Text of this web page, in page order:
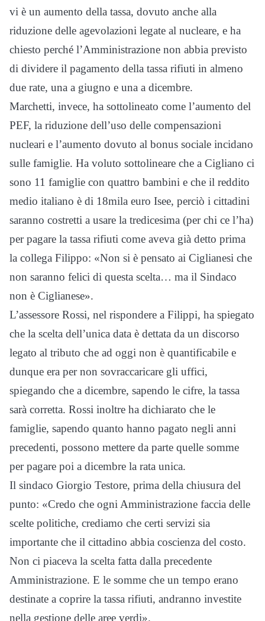
vi è un aumento della tassa, dovuto anche alla
riduzione delle agevolazioni legate al nucleare, e ha
chiesto perché l’Amministrazione non abbia previsto
di dividere il pagamento della tassa rifiuti in almeno
due rate, una a giugno e una a dicembre.
Marchetti, invece, ha sottolineato come l’aumento del
PEF, la riduzione dell’uso delle compensazioni
nucleari e l’aumento dovuto al bonus sociale incidano
sulle famiglie. Ha voluto sottolineare che a Cigliano ci
sono 11 famiglie con quattro bambini e che il reddito
medio italiano è di 18mila euro Isee, perciò i cittadini
saranno costretti a usare la tredicesima (per chi ce l’ha)
per pagare la tassa rifiuti come aveva già detto prima
la collega Filippo: «Non si è pensato ai Ciglianesi che
non saranno felici di questa scelta… ma il Sindaco
non è Ciglianese».
L’assessore Rossi, nel rispondere a Filippi, ha spiegato
che la scelta dell’unica data è dettata da un discorso
legato al tributo che ad oggi non è quantificabile e
dunque era per non sovraccaricare gli uffici,
spiegando che a dicembre, sapendo le cifre, la tassa
sarà corretta. Rossi inoltre ha dichiarato che le
famiglie, sapendo quanto hanno pagato negli anni
precedenti, possono mettere da parte quelle somme
per pagare poi a dicembre la rata unica.
Il sindaco Giorgio Testore, prima della chiusura del
punto: «Credo che ogni Amministrazione faccia delle
scelte politiche, crediamo che certi servizi sia
importante che il cittadino abbia coscienza del costo.
Non ci piaceva la scelta fatta dalla precedente
Amministrazione. E le somme che un tempo erano
destinate a coprire la tassa rifiuti, andranno investite
nella gestione delle aree verdi».